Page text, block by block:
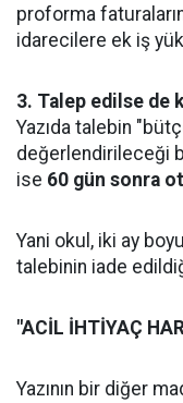
proforma
idarecilere ek iş
3. Talep edilse de
Yazıda talebin
değerlendirileceği
ise 60 gün sonra
Yani okul, iki ay
talebinin iade
"ACİL İHTİYAÇ
Yazının bir diğer